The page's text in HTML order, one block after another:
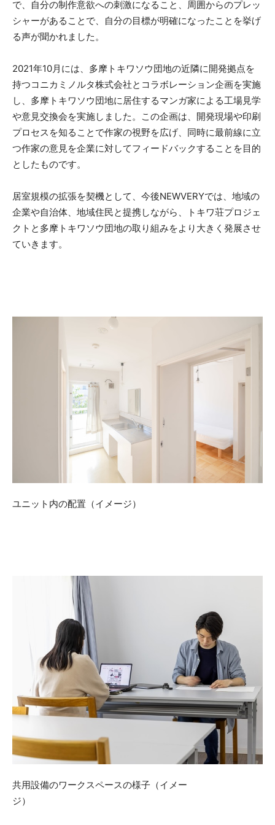
で、自分の制作意欲への刺激になること、周囲からのプレッ
シャーがあることで、自分の目標が明確になったことを挙げ
る声が聞かれました。
2021年10月には、多摩トキワソウ団地の近隣に開発拠点を
持つコニカミノルタ株式会社とコラボレーション企画を実施
し、多摩トキワソウ団地に居住するマンガ家による工場見学
や意見交換会を実施しました。この企画は、開発現場や印刷
プロセスを知ることで作家の視野を広げ、同時に最前線に立
つ作家の意見を企業に対してフィードバックすることを目的
としたものです。
居室規模の拡張を契機として、今後NEWVERYでは、地域の
企業や自治体、地域住民と提携しながら、トキワ荘プロジェ
クトと多摩トキワソウ団地の取り組みをより大きく発展させ
ていきます。
ユニット内の配置（イメージ）
共用設備のワークスペースの様子（イメー
ジ）